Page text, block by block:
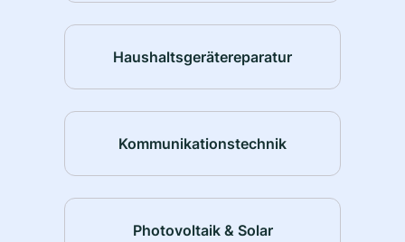
Haushaltsgerätereparatur
Kommunikationstechnik
Photovoltaik & Solar